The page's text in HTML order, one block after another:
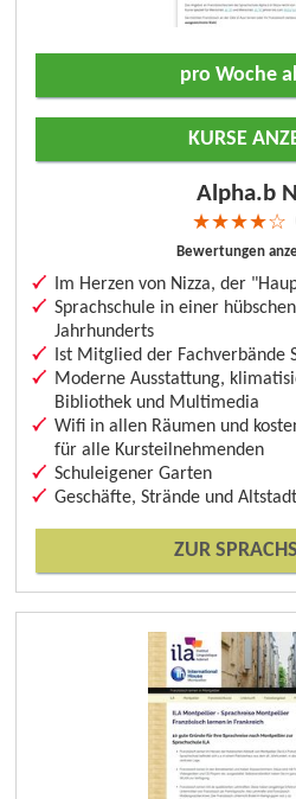
Alpha.b
★★★★☆
Bewertungen
Im Herzen von Nizza, der
Sprachschule in einer
Jahrhunderts
Ist Mitglied der Fachverbände
Moderne Ausstattung,
Bibliothek und Multimedia
Wifi in allen Räumen und
für alle Kursteilnehmenden
Schuleigener Garten
Geschäfte, Strände und
ZUR
pro Woche
KURSE